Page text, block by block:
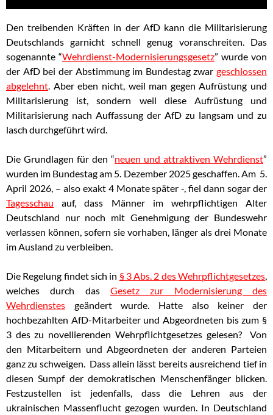
Den treibenden Kräften in der AfD kann die Militarisierung
Deutschlands garnicht schnell genug voranschreiten. Das
sogenannte “Wehrdienst-Modernisierungsgesetz” wurde von
der AfD bei der Abstimmung im Bundestag zwar geschlossen
abgelehnt. Aber eben nicht, weil man gegen Aufrüstung und
Militarisierung ist, sondern weil diese Aufrüstung und
Militarisierung nach Auffassung der AfD zu langsam und zu
lasch durchgeführt wird.
Die Grundlagen für den “neuen und attraktiven Wehrdienst”
wurden im Bundestag am 5. Dezember 2025 geschaffen. Am 5.
April 2026, – also exakt 4 Monate später -, fiel dann sogar der
Tagesschau auf, dass Männer im wehrpflichtigen Alter
Deutschland nur noch mit Genehmigung der Bundeswehr
verlassen können, sofern sie vorhaben, länger als drei Monate
im Ausland zu verbleiben.
Die Regelung findet sich in § 3 Abs. 2 des Wehrpflichtgesetzes,
welches durch das Gesetz zur Modernisierung des
Wehrdienstes geändert wurde. Hatte also keiner der
hochbezahlten AfD-Mitarbeiter und Abgeordneten bis zum §
3 des zu novellierenden Wehrpflichtgesetzes gelesen? Von
den Mitarbeitern und Abgeordneten der anderen Parteien
ganz zu schweigen. Dass allein lässt bereits ausreichend tief in
diesen Sumpf der demokratischen Menschenfänger blicken.
Festzustellen ist jedenfalls, dass die Lehren aus der
ukrainischen Massenflucht gezogen wurden. In Deutschland